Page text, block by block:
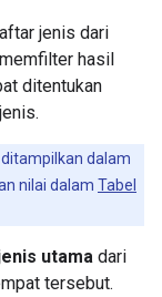
jenis dari
hasil
ditentukan
ditampilkan dalam
nilai dalam Tabel
utama dari
tersebut.